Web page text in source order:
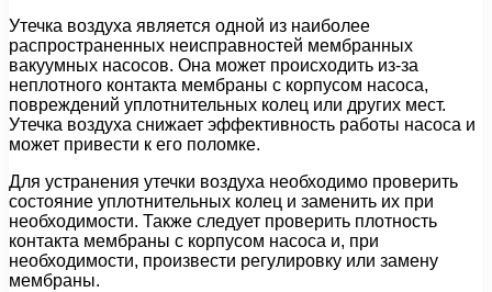
Утечка воздуха является одной из наиболее
распространенных неисправностей мембранных
вакуумных насосов. Она может происходить из-за
неплотного контакта мембраны с корпусом насоса,
повреждений уплотнительных колец или других мест.
Утечка воздуха снижает эффективность работы насоса и
может привести к его поломке.
Для устранения утечки воздуха необходимо проверить
состояние уплотнительных колец и заменить их при
необходимости. Также следует проверить плотность
контакта мембраны с корпусом насоса и, при
необходимости, произвести регулировку или замену
мембраны.